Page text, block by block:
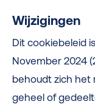
Wijzigingen
Dit cookiebeleid
November 2024
behoudt zich het
geheel of